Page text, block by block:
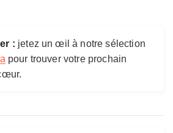
: jetez un œil à notre sélection
pour trouver votre prochain